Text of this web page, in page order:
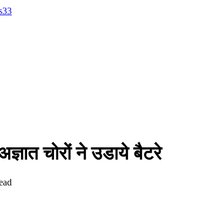
33
चोरों ने उडाये बैटरे